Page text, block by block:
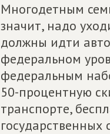
Многодетным
значит, надо
должны идти
федеральном
федеральным
50-процентную
транспорте,
государственных